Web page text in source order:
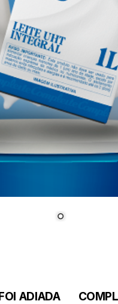
ADIADA